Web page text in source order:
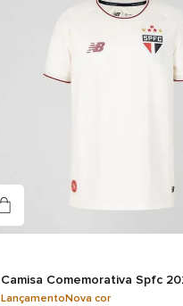
Camisa Comemorativa Spfc
LançamentoNova cor